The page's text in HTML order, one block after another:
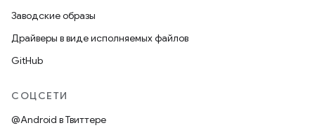
Заводские образы
Драйверы в виде исполняемых файлов
GitHub
СОЦСЕТИ
@Android в Твиттере